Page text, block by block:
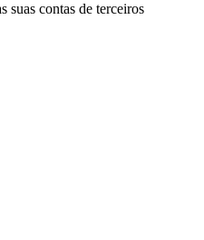
suas contas de terceiros